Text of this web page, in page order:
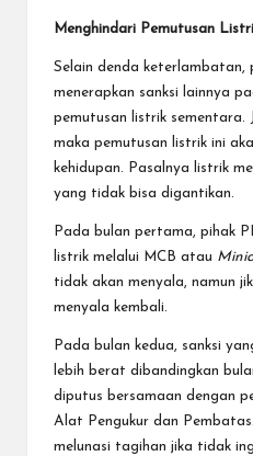
Menghindari Pemutusan
Selain denda keterlambatan,
menerapkan sanksi lainnya
pemutusan listrik sementara.
maka pemutusan listrik ini
kehidupan. Pasalnya listrik
yang tidak bisa digantikan.
Pada bulan pertama, pihak
listrik melalui MCB atau
tidak akan menyala, namun
menyala kembali.
Pada bulan kedua, sanksi
lebih berat dibandingkan
diputus bersamaan dengan
Alat Pengukur dan
melunasi tagihan jika tidak